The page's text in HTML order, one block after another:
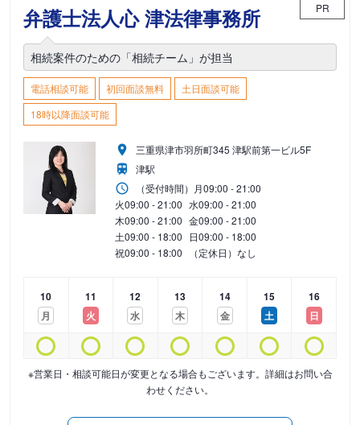
弁護士法人心 津法律事務所 PR
相続案件のための「相続チーム」が担当
電話相談可能 初回面談無料
土日面談可能
18時以降面談可能
三重県津市羽所町345 津駅前第一ビル5F
津駅
（受付時間） 月09:00 - 21:00
火09:00 - 21:00 水09:00 - 21:00
木09:00 - 21:00 金09:00 - 21:00
土09:00 - 18:00 日09:00 - 18:00
祝09:00 - 18:00 （定休日）なし
10
月
11
火
12
水
13
木
14
金
15
土
16
日
※営業日・相談可能日が変更となる場合もございます。詳細はお問い合
わせください。